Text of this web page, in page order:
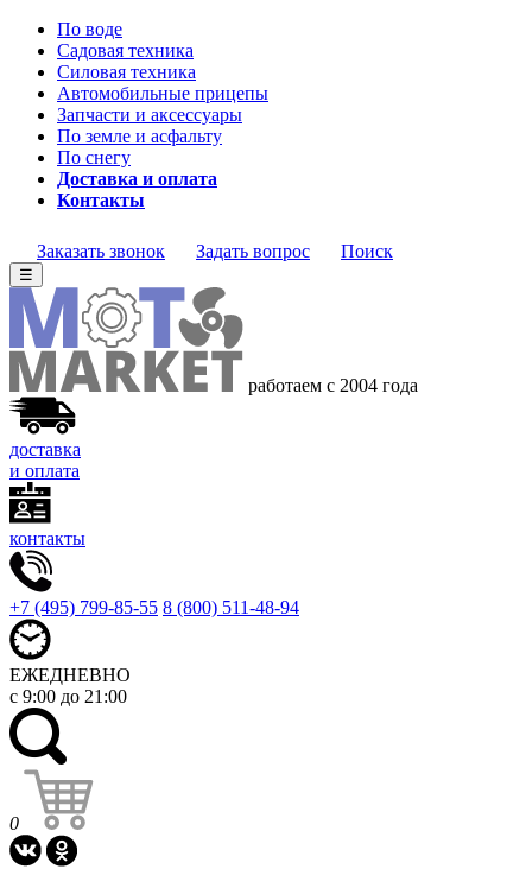
По воде
Садовая техника
Силовая техника
Автомобильные прицепы
Запчасти и аксессуары
По земле и асфальту
По снегу
Доставка и оплата
Контакты
Заказать звонок Задать вопрос Поиск
☰
работаем с 2004 года
доставка
и оплата
контакты
+7 (495) 799-85-55 8 (800) 511-48-94
ЕЖЕДНЕВНО
с 9:00 до 21:00
0